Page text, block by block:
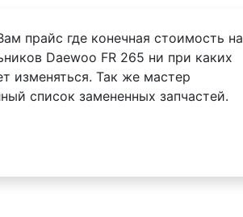
прайс где конечная стоимость на
Daewoo FR 265 ни при каких
изменяться. Так же мастер
список замененных запчастей.